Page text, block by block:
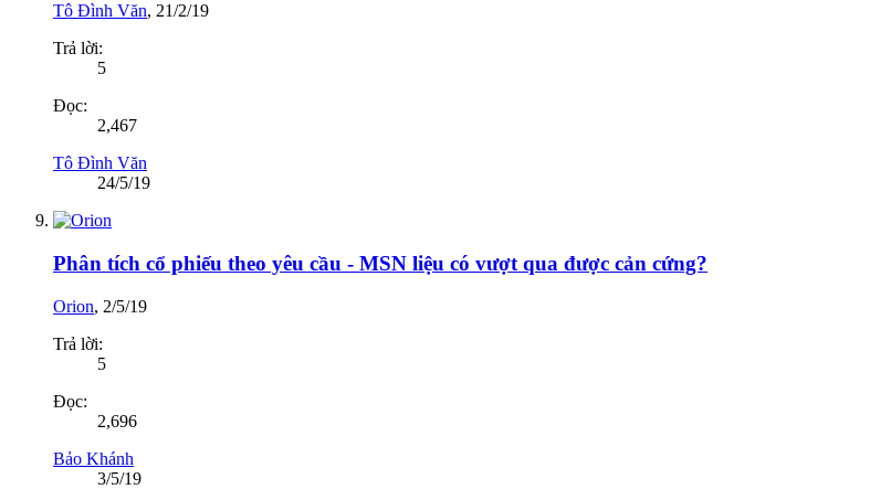
Tô Đình Văn, 21/2/19
Trả lời:
5
Đọc:
2,467
Tô Đình Văn
24/5/19
Phân tích cổ phiếu theo yêu cầu - MSN liệu có vượt qua được cản cứng?
Orion, 2/5/19
Trả lời:
5
Đọc:
2,696
Bảo Khánh
3/5/19